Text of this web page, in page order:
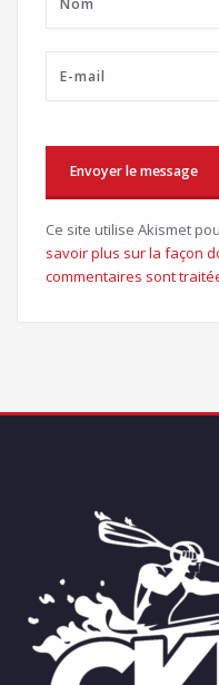
Ce site utilise Akismet
savoir plus sur la façon
commentaires sont